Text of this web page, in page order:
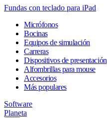
Fundas con teclado para iPad
Micrófonos
Bocinas
Equipos de simulación
Carreras
Dispositivos de presentación
Alfombrillas para mouse
Accesorios
Más populares
Software
Planeta